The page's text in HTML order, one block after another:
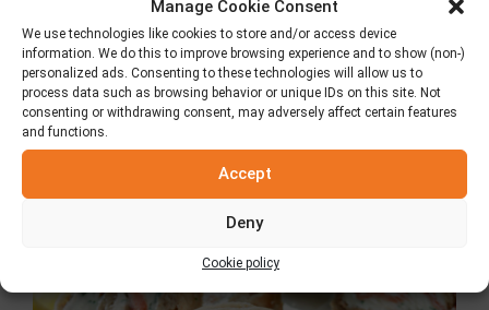
Manage Cookie Consent
We use technologies like cookies to store and/or access device
information. We do this to improve browsing experience and to show (non-)
personalized ads. Consenting to these technologies will allow us to
process data such as browsing behavior or unique IDs on this site. Not
consenting or withdrawing consent, may adversely affect certain features
and functions.
Accept
Deny
Cookie policy
Νέα
Τελευταία Νέα